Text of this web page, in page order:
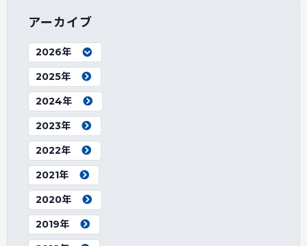
アーカイブ
2026年
2025年
2024年
2023年
2022年
2021年
2020年
2019年